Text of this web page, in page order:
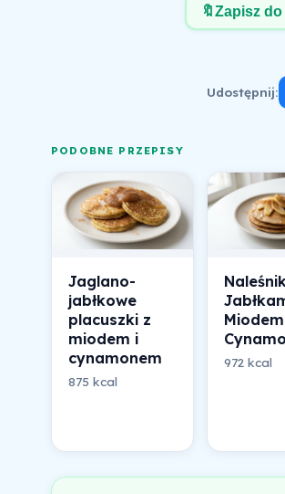
🔖Zapisz
Udostępnij:
PODOBNE PRZEPISY
Jaglano-
jabłkowe
placuszki z
miodem i
cynamonem
875 kcal
972 kcal